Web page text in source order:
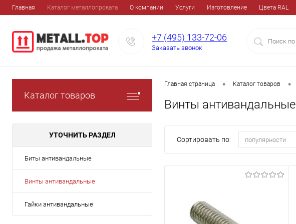
Главная Каталог металлопроката О компании Услуги Изготовление Цвета RAL
+7 (495) 133-72-06
Заказать звонок
Каталог товаров
УТОЧНИТЬ РАЗДЕЛ
Биты антивандальные
Винты антивандальные
Гайки антивандальные
Главная страница • Каталог товаров •
Винты антивандальные
Сортировать по: популярности